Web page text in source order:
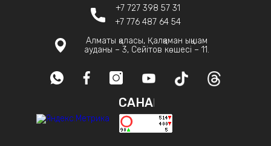
+7 727 398 57 31
+7 776 487 64 54
Алматы қаласы, Қалқаман ықшам
ауданы – 3, Сейітов көшесі – 11.
САНАҚ